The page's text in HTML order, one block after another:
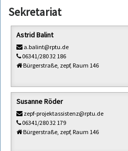
Sekretariat
Astrid Balint
a.balint@rptu.de
06341/280 32 186
Bürgerstraße, zepf, Raum 146
Susanne Röder
zepf-projektassistenz@rptu.de
06341/280 32 179
Bürgerstraße, zepf, Raum 146